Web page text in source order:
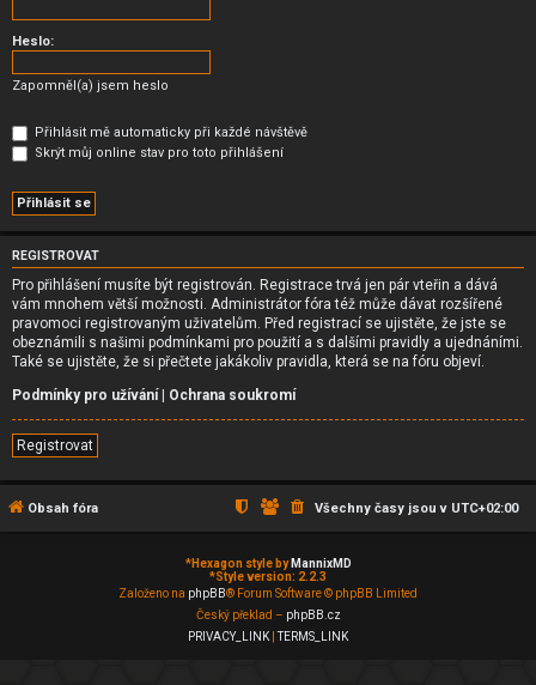
Heslo:
Zapomněl(a) jsem heslo
Přihlásit mě automaticky při každé návštěvě
Skrýt můj online stav pro toto přihlášení
REGISTROVAT
Pro přihlášení musíte být registrován. Registrace trvá jen pár vteřin a dává
vám mnohem větší možnosti. Administrátor fóra též může dávat rozšířené
pravomoci registrovaným uživatelům. Před registrací se ujistěte, že jste se
obeznámili s našimi podmínkami pro použití a s dalšími pravidly a ujednáními.
Také se ujistěte, že si přečtete jakákoliv pravidla, která se na fóru objeví.
Podmínky pro užívání| Ochrana soukromí
Registrovat
Obsah fóra Všechny časy jsou v UTC+02:00
*Hexagon style by MannixMD
*Style version: 2.2.3
Založeno na phpBB® Forum Software © phpBB Limited
Český překlad – phpBB.cz
PRIVACY_LINK |TERMS_LINK